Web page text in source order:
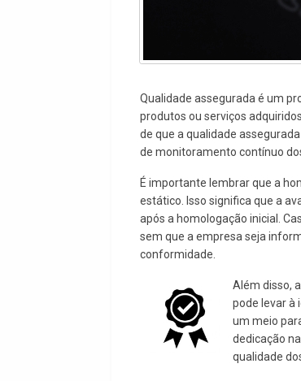
Qualidade assegurada é um
produtos ou serviços
de que a qualidade
de monitoramento contínuo
É importante lembrar que a
estático. Isso significa que a
após a homologação inicial.
sem que a empresa seja
conformidade.
Além disso,
pode levar à
um meio
dedicação
qualidade